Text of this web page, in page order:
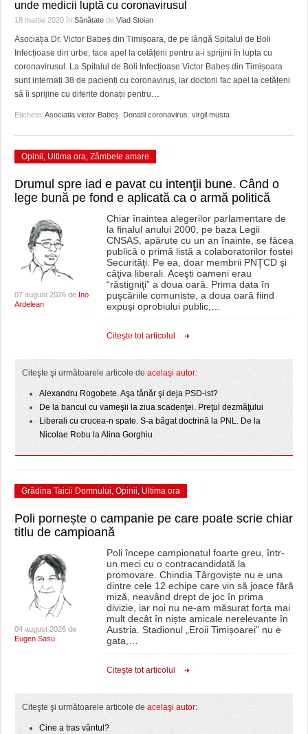
GRĂDINA TAICII DOMNULUI
CU OIŞTEA-N KIERKEGAARD
FINANŢĂRI DE LA A LA Z
PE SURSE
CRONICĂ DE FILM
FILME DOCUMENTARE
CLIPURI VIDEO
JOCURI ONLINE
ACCIDENTE
INFO SI UTILE
CULTURA
INVATAMANT
CLIPURI VIDEO
JOCURI ONLINE
DIVERSE
FARMACII DIN TIMIŞOARA
HARTA TIMIŞOAREI
LICEE, ŞCOLI ŞI GRĂDINIŢE DIN TIMIŞ
PRIMĂRIILE DIN TIMIŞ
SFATUL MEDICULUI
SFATURI JURIDICE
unde medicii luptă cu coronavirusul
18 martie 2020 în Sănătate de Vlad Stoian
Asociația Dr. Victor Babeș din Timișoara, de pe lângă Spitalul de Boli
Infecțioase din urbe, face apel la cetățeni pentru a-i sprijini în lupta cu
coronavirusul. La Spitalul de Boli Infecțioase Victor Babeș din Timișoara
sunt internați 38 de pacienți cu coronavirus, iar doctorii fac apel la cetățeni
să îi sprijine cu diferite donații pentru
Etichete: Asociatia victor Babeș Donatii coronavirus virgil musta
Opinii Ultima ora Zâmbete amare
Drumul spre iad e pavat cu intenţii bune. Când o
lege bună pe fond e aplicată ca o armă politică
07 august 2026 de Ino
Ardelean
Chiar înaintea alegerilor parlamentare de
la finalul anului 2000, pe baza Legii
CNSAS, apărute cu un an înainte, se făcea
publică o primă listă a colaboratorilor fostei
Securităţi. Pe ea, doar membrii PNŢCD şi
câţiva liberali. Aceşti oameni erau
“răstigniţi” a doua oară. Prima data în
puşcăriile comuniste, a doua oară fiind
expuşi oprobiului public,
Citeşte tot articolul
Citeşte şi următoarele articole de acelaşi autor:
Alexandru Rogobete. Aşa tânăr şi deja PSD-ist?
De la bancul cu vameşii la ziua scadenţei. Preţul dezmăţului
Liberali cu crucea-n spate. S-a băgat doctrină la PNL. De la
Nicolae Robu la Alina Gorghiu
Grădina Taicii Domnului Opinii Ultima ora
Poli pornește o campanie pe care poate scrie chiar
titlu de campioană
04 august 2026 de
Eugen Sasu
Poli începe campionatul foarte greu, într-
un meci cu o contracandidată la
promovare. Chindia Târgoviște nu e una
dintre cele 12 echipe care vin să joace fără
miză, neavând drept de joc în prima
divizie, iar noi nu ne-am măsurat forța mai
mult decât în niște amicale nerelevante în
Austria. Stadionul „Eroii Timișoarei” nu e
gata,
Citeşte tot articolul
Citeşte şi următoarele articole de acelaşi autor:
Cine a tras vântul?